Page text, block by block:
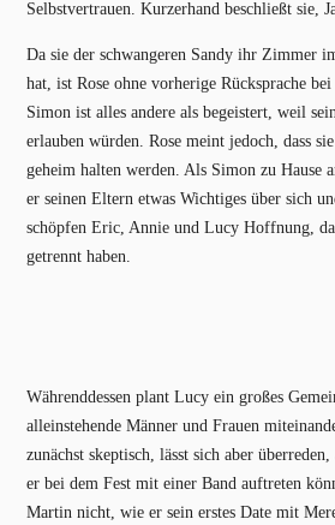
Selbstvertrauen. Kurzerhand beschließt sie,
Da sie der schwangeren Sandy ihr Zimmer
hat, ist Rose ohne vorherige Rücksprache
Simon ist alles andere als begeistert, weil
erlauben würden. Rose meint jedoch, dass
geheim halten werden. Als Simon zu Hause
er seinen Eltern etwas Wichtiges über sich
schöpfen Eric, Annie und Lucy Hoffnung,
getrennt haben.
Währenddessen plant Lucy ein großes
alleinstehende Männer und Frauen
zunächst skeptisch, lässt sich aber
er bei dem Fest mit einer Band auftreten
Martin nicht, wie er sein erstes Date mit